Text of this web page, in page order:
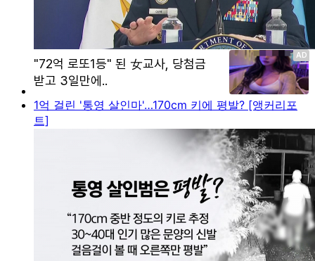
1억 걸린 '통영 살인마'…170cm 키에 평발? [앵커리포
트]